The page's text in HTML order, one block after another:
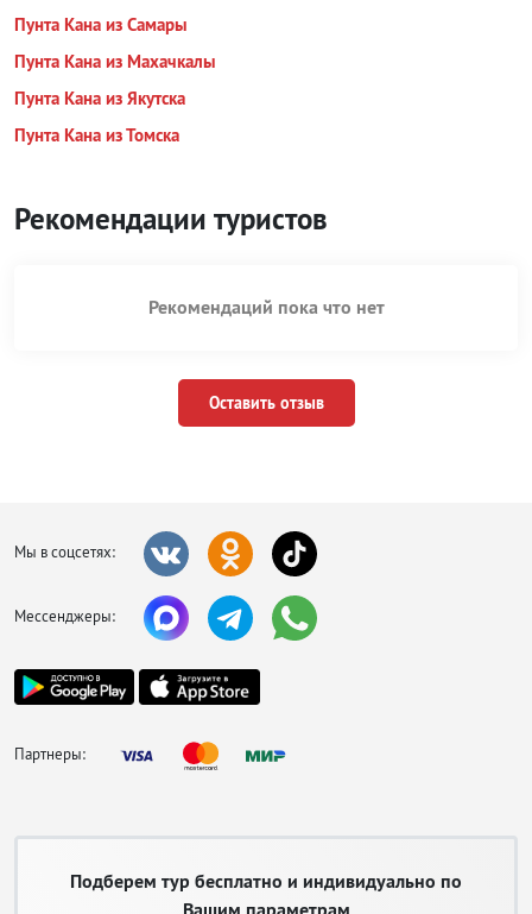
Пунта Кана из Самары
Пунта Кана из Махачкалы
Пунта Кана из Якутска
Пунта Кана из Томска
Рекомендации туристов
Рекомендаций пока что нет
Оставить отзыв
Мы в соцсетях:
Мессенджеры:
Партнеры:
Подберем тур бесплатно и индивидуально по